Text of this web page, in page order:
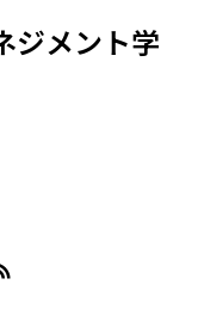
ジメント学